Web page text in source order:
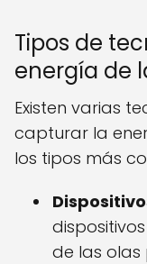
Tipos de
energía de
Existen varias
capturar la
los tipos más
de las